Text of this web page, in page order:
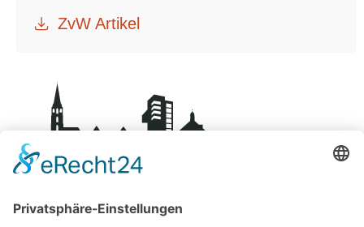
ZvW Artikel
BDS-Centro Schorndorf